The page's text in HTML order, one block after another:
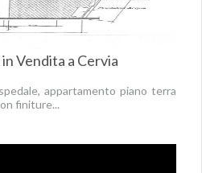
Vendita a Cervia
appartamento piano terra
finiture...